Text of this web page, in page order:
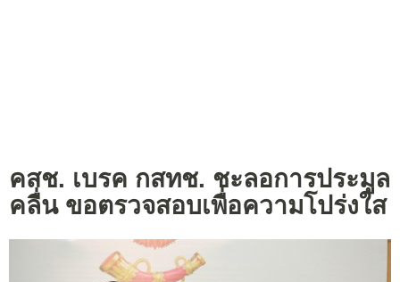
คสช. เบรค กสทช. ชะลอการประมูล
คลื่น ขอตรวจสอบเพื่อความโปร่งใส